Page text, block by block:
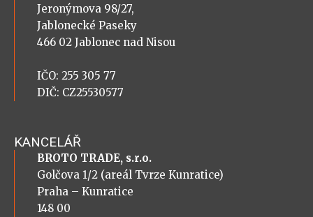
Jeronýmova 98/27,
Jablonecké Paseky
466 02 Jablonec nad Nisou
IČO: 255 305 77
DIČ: CZ25530577
KANCELÁŘ
BROTO TRADE, s.r.o.
Golčova 1/2 (areál Tvrze Kunratice)
Praha – Kunratice
148 00